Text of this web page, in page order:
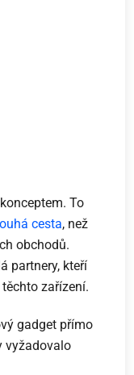
To
cesta, než
obchodů.
partnery, kteří
zařízení.
gadget přímo
vyžadovalo